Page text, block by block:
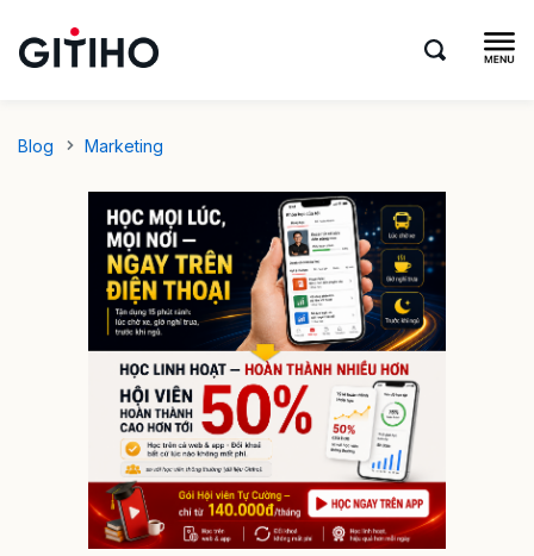
Blog Marketing